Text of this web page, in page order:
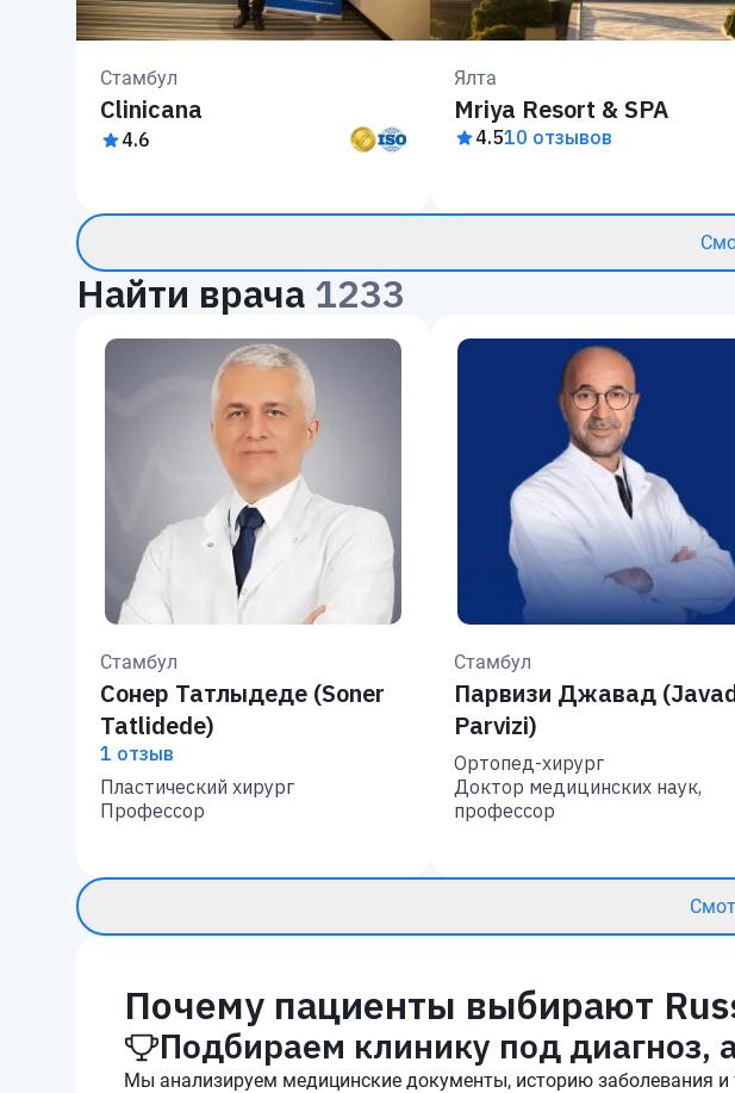
Стамбул
Clinicana
4.6
Ялта
Mriya Resort & SPA
4.510 отзывов
Найти врача 1233
Стамбул
Сонер Татлыдеде (Soner
Tatlidede)
1 отзыв
Пластический хирург
Профессор
Стамбул
Парвизи Джавад
Parvizi)
Ортопед-хирург
Доктор медицинских наук,
профессор
Почему пациенты выбирают
Подбираем клинику под диагноз,
Мы анализируем медицинские документы, историю заболевания